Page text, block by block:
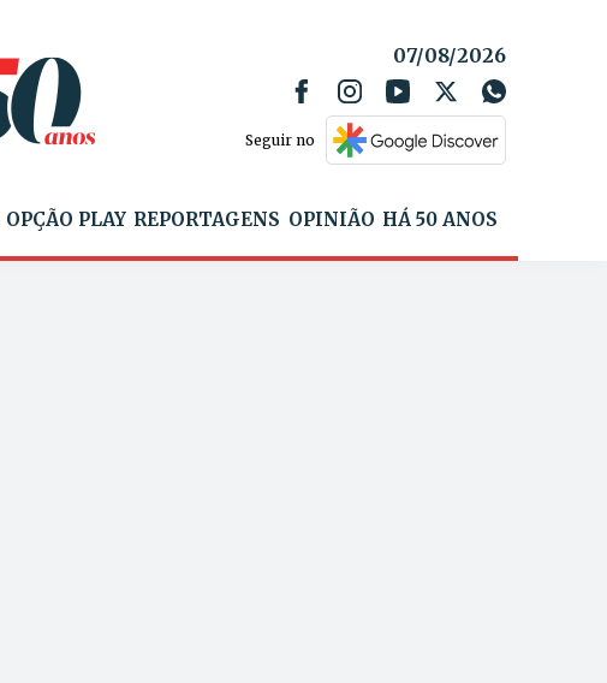
07/08/2026
Seguir no
OPÇÃO PLAY REPORTAGENS OPINIÃO HÁ 50 ANOS